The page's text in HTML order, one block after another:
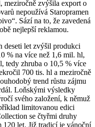
meziročně zvýšila export o
nepoužívá Staropramen
Sází na to, že zavedená
nejlepší reklamou.
deseti let zvýšil produkci
% na více než 1,6 mil. hl,
tedy zhruba o 10,5 % více
700 tis. hl a meziročně
trend růstu zájmu
Loňskými výsledky
svého založení, k němuž
limitovanou edici
se čtyřmi druhy
let. Již tradicí je vánoční